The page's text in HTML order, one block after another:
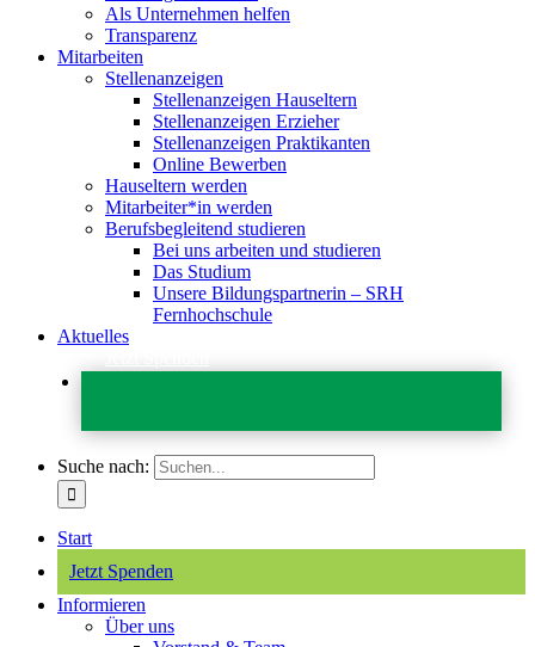
Als Unternehmen helfen
Transparenz
Mitarbeiten
Stellenanzeigen
Stellenanzeigen Hauseltern
Stellenanzeigen Erzieher
Stellenanzeigen Praktikanten
Online Bewerben
Hauseltern werden
Mitarbeiter*in werden
Berufsbegleitend studieren
Bei uns arbeiten und studieren
Das Studium
Unsere Bildungspartnerin – SRH
Fernhochschule
Aktuelles
Suche nach:
Start
Jetzt Spenden
Informieren
Über uns